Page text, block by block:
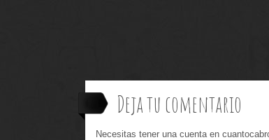
Deja tu comentario
Necesitas tener una cuenta en